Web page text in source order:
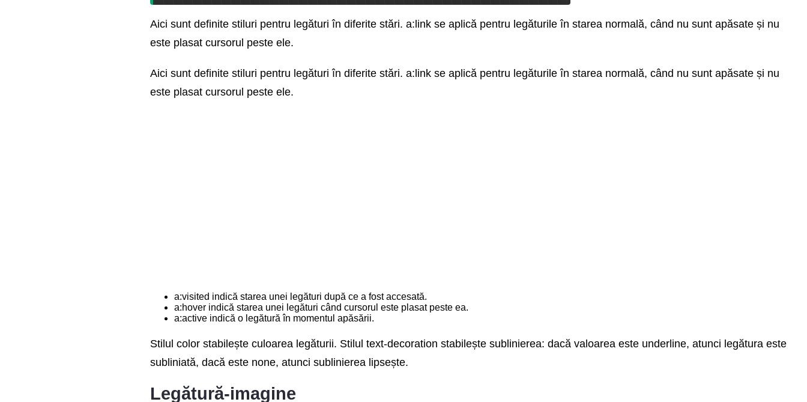
Aici sunt definite stiluri pentru legături în diferite stări. a:link se aplică pentru legăturile în starea normală, când nu sunt apăsate și nu
este plasat cursorul peste ele.
Aici sunt definite stiluri pentru legături în diferite stări. a:link se aplică pentru legăturile în starea normală, când nu sunt apăsate și nu
este plasat cursorul peste ele.
a:visited indică starea unei legături după ce a fost accesată.
a:hover indică starea unei legături când cursorul este plasat peste ea.
a:active indică o legătură în momentul apăsării.
Stilul color stabilește culoarea legăturii. Stilul text-decoration stabilește sublinierea: dacă valoarea este underline, atunci legătura este
subliniată, dacă este none, atunci sublinierea lipsește.
Legătură-imagine